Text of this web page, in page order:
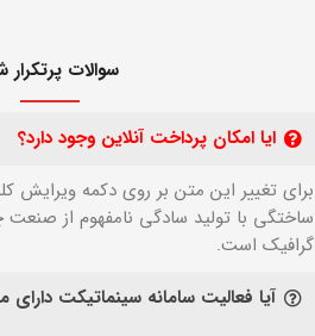
سوالات پرتکرار
ایا امکان پرداخت آنلاین وجود دارد؟
برای تغییر این متن بر روی دکمه ویرایش
ساختگی با تولید سادگی نامفهوم از صنعت
گرافیک است.
آیا فعالیت سامانه سینماتیکت